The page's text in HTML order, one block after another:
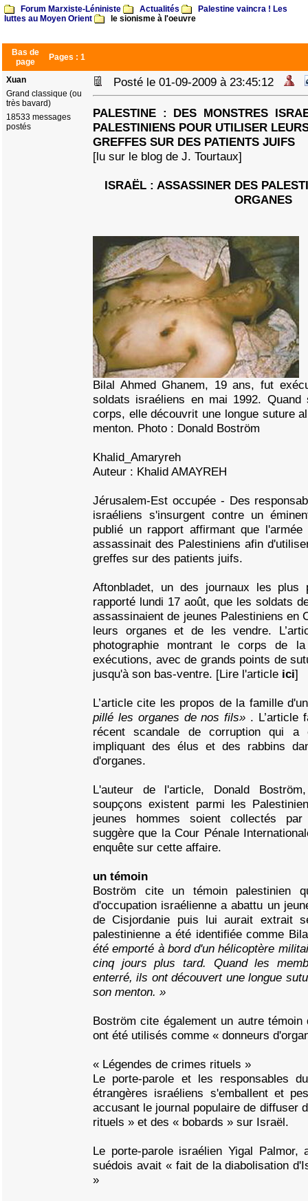
Forum Marxiste-Léniniste Actualités
Palestine vaincra ! Les
luttes au Moyen Orient
le sionisme à l'oeuvre
Bas de
page
Pages : 1
Xuan
Grand classique (ou
très bavard)
18533 messages
postés
Posté le 01-09-2009 à 23:45:12
PALESTINE : DES MONSTRES
PALESTINIENS POUR UTILISER
GREFFES SUR DES PATIENTS JUIFS
[lu sur le blog de J. Tourtaux]
ISRAËL : ASSASSINER DES
ORGANES
Bilal Ahmed Ghanem, 19 ans, fut
soldats israéliens en mai 1992.
corps, elle découvrit une longue suture
menton. Photo : Donald Boström
Khalid_Amaryreh
Auteur : Khalid AMAYREH
Jérusalem-Est occupée - Des
israéliens s'insurgent contre un
publié un rapport affirmant que l'armée
assassinait des Palestiniens afin
greffes sur des patients juifs.
Aftonbladet, un des journaux les plus
rapporté lundi 17 août, que les soldats
assassinaient de jeunes Palestiniens en
leurs organes et de les vendre.
photographie montrant le corps de
exécutions, avec de grands points de
jusqu'à son bas-ventre. [Lire l'article ici]
L’article cite les propos de la famille
pillé les organes de nos fils» . L’article
récent scandale de corruption qui a
impliquant des élus et des rabbins
d'organes.
L'auteur de l'article, Donald
soupçons existent parmi les
jeunes hommes soient collectés
suggère que la Cour Pénale
enquête sur cette affaire.
un témoin
Boström cite un témoin palestinien
d'occupation israélienne a abattu un
de Cisjordanie puis lui aurait extrait
palestinienne a été identifiée comme
été emporté à bord d'un hélicoptère
cinq jours plus tard. Quand les
enterré, ils ont découvert une longue
son menton. »
Boström cite également un autre
ont été utilisés comme « donneurs
« Légendes de crimes rituels »
Le porte-parole et les responsables
étrangères israéliens s'emballent et
accusant le journal populaire de diffuser
rituels » et des « bobards » sur Israël.
Le porte-parole israélien Yigal Palmor,
suédois avait « fait de la diabolisation
»